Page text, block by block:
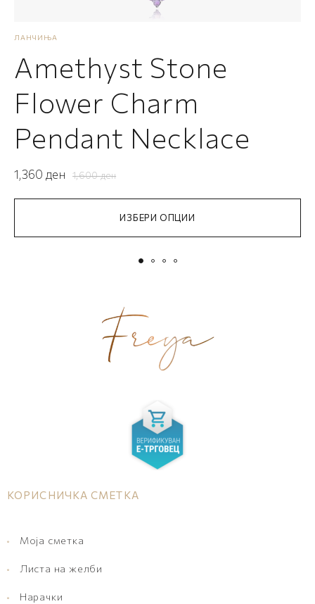
ИЗБЕРИ ОПЦИИ
ЛАНЧИЊА
Amethyst Stone
Flower Charm
Pendant Necklace
1,600ден
1,360 ден
КОРИСНИЧКА СМЕТКА
Моја сметка
Листа на желби
Нарачки